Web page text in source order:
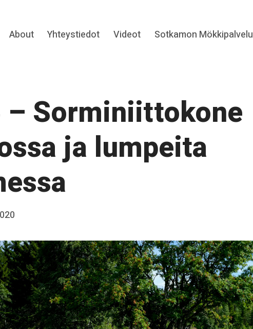
Expand
childAbout Yhteystiedot Videot Sotkamon Mökkipalvelu
– Sorminiittokone
ja lumpeita